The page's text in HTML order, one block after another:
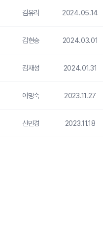
김유리 2024.05.14
김현승 2024.03.01
김재성 2024.01.31
이명숙 2023.11.27
신민경 2023.11.18